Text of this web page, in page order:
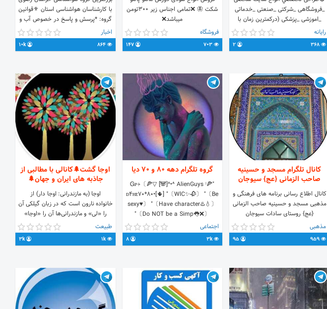
_فروشگاهی _شرکتی _صنعتی _خدماتی
_اموزشی _پزشکی (درکمترین زمان با
قیمت مناسب و کیفیت عالی) جهت
مشاوره رایگان و یا کسب اطلاعات بیشتر
پیام ارسال کنید : 👨‍💻telegram::
رایانه
368
2
شکت 🦋 ❌تمامی اجناس زیر ۳۰۰تومن
میباشد❌
فروشگاه
703
147
با کارشناسان هواشناسی استان ⚜️قوانین
گروه: *پرسش و پاسخ در خصوص آب و
هوا : آزاد✅ *بحث خارج از
موضوع،فرستادن لینک و تبلیغ: ممنوع❌❌
*جهت پرسش هواشناسی برای دریافت
تخصصی خراسان رضوی:👇👇 🖇
https://t.me/razaviforkaa
اخبار
864
10k
کانال تلگرام مسجد و حسینیه
صاحب الزمانی {عج} سیوجان
کانال اطلاع رسانی برنامه های فرهنگی و
مذهبی مسجد و حسینیه صاحب الزمانی
{عج} روستای سادات سیوجان
مذهبی
959
95
گروه تلگرام دهه 80 و 70 دیا
"Ꮐᴘ⍆〔🍕▽ [🐼]^•^ AlienGuys ˡ🍕
ᴅ4ʜᴇ70*80•[🌵] "〔WlC✨🥀〕 "〔Be
sexy♥️〕 "〔Have character♨️💧〕
"〔Do NOT be a Simp👅❌〕
✪ĊરελτΘર ➣ @Alien_Guys
https://t.me/joinchat/EDiJaBqJDh-
RVc2DLvlEcA
اجتماعی
3k
8
اوجا گشت🌲کانالی با مطالبی از
جاذبه های ایران و جهان🌲
اوجا (به مازندرانی: اوجا دار) از
خانواده نارون است که در زبان گیلکی آن
را «لی» و مازندرانی‌ها آن را «اوجا»
می‌نامند. 🌲کانالی با مطالبی از جاذبه
های ایران و جهان🌲 جهت دادن نظرات و
پیشنهادات با آیدی زیر در ارتباط باشید.
طبیعت
1k
3k